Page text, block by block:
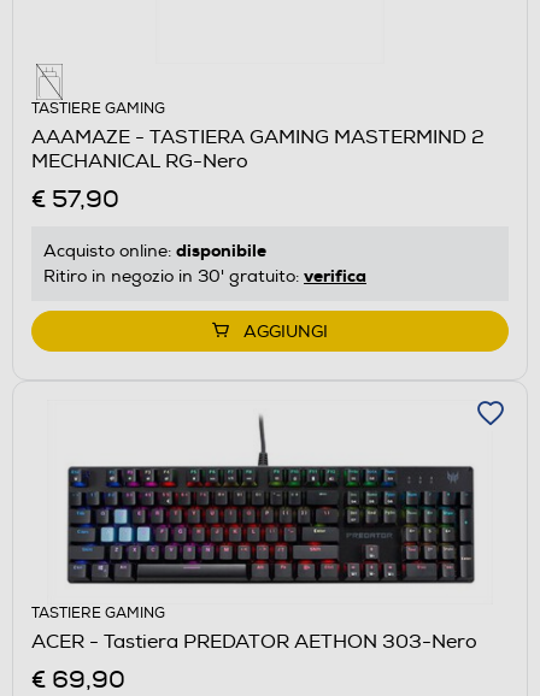
TASTIERE GAMING
AAAMAZE - TASTIERA GAMING MASTERMIND 2
MECHANICAL RG-Nero
€ 57,90
Acquisto online: disponibile
Ritiro in negozio in 30' gratuito: verifica
AGGIUNGI
TASTIERE GAMING
ACER - Tastiera PREDATOR AETHON 303-Nero
€ 69,90